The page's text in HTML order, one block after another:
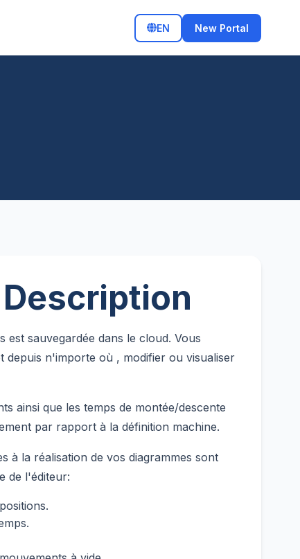
EN New Portal
est sauvegardée dans le cloud. Vous
depuis n'importe où , modifier ou visualiser
ainsi que les temps de montée/descente
par rapport à la définition machine.
à la réalisation de vos diagrammes sont
de l'éditeur: